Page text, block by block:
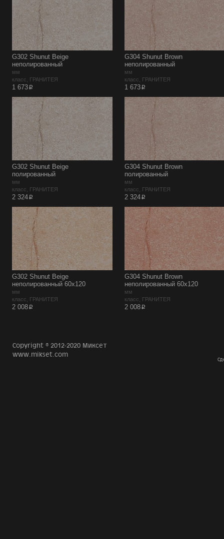
G302 Shunut Beige
неполированный
мм
класс, ГРАНИТЕЯ
1 673p
G304 Shunut Brown
неполированный
мм
класс, ГРАНИТЕЯ
1 673p
G302 Shunut Beige
полированный
мм
класс, ГРАНИТЕЯ
2 324p
G304 Shunut Brown
полированный
мм
класс, ГРАНИТЕЯ
2 324p
G302 Shunut Beige
неполированный 60х120
мм
класс, ГРАНИТЕЯ
2 008p
G304 Shunut Brown
неполированный 60х120
мм
класс, ГРАНИТЕЯ
2 008p
Copyright © 2012-2020 Миксет
www.mikset.com